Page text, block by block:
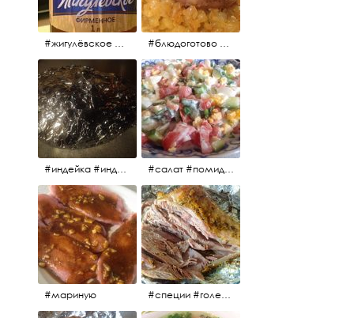
#жигулёвское #пиво #свежеепиво #beer #напиток #блюдоготово #можнокушать #простолук #лук #индейкавфольге #мясоиндейки
#индейка #индейкавфольге #еда #мясоиндейки 🚀 #салат #помидоры #яйцо #огурцы #зелень #кинза #петрушка #укроп #сметана #соль #витамины
#мариную #специи #голень #голеньиндейки #индейка #мясо #еда #завтрак #голеньиндейкивфольге